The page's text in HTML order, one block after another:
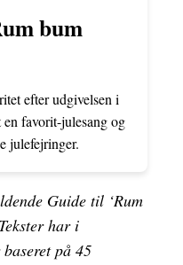
bum
efter udgivelsen i
en favorit-julesang og
julefejringer.
Guide til ‘Rum
har i
på 45